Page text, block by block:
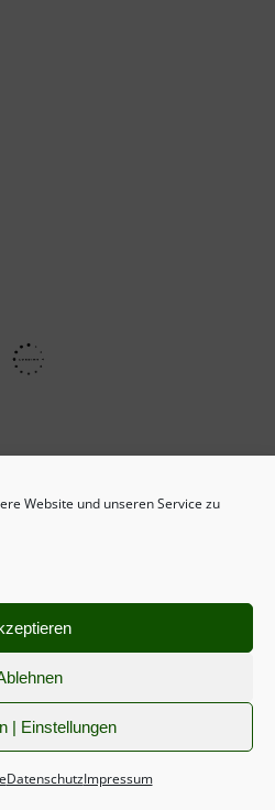
Website und unseren Service zu
| Einstellungen
DatenschutzImpressum
Richtlinie